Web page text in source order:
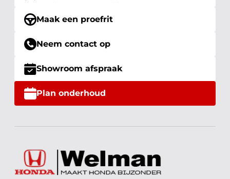
Maak een proefrit
Neem contact op
Showroom afspraak
Plan onderhoud